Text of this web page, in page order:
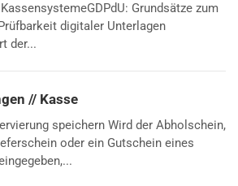
Grundsätze zum
digitaler Unterlagen
der...
// Kasse
speichern Wird der Abholschein,
oder ein Gutschein eines